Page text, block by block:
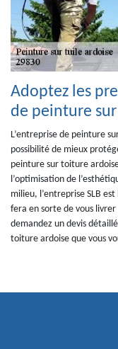
Adoptez les
de peinture
L’entreprise de peinture
possibilité de mieux
peinture sur toiture
l’optimisation de
milieu, l’entreprise SLB
fera en sorte de vous
demandez un devis
toiture ardoise que vous